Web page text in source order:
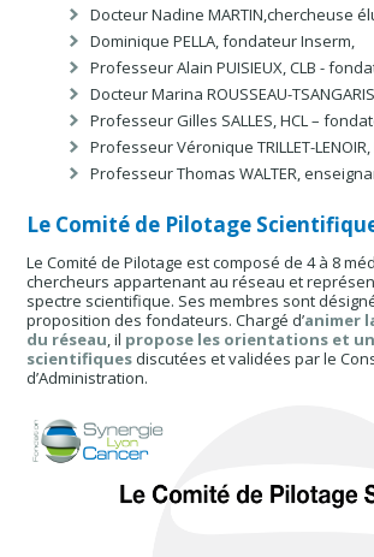
Docteur Nadine MARTIN,chercheuse
Dominique PELLA, fondateur Inserm,
Professeur Alain PUISIEUX, CLB -
Docteur Marina ROUSSEAU-
Professeur Gilles SALLES, HCL –
Professeur Véronique TRILLET-
Professeur Thomas WALTER,
Le Comité de Pilotage
Le Comité de Pilotage est composé de 4 à 8
chercheurs appartenant au réseau et
spectre scientifique. Ses membres sont
proposition des fondateurs. Chargé d’animer
du réseau, il propose les orientations et
scientifiquesdiscutées et validées par le
d’Administration.